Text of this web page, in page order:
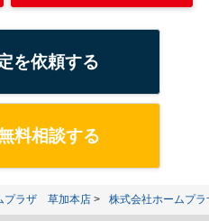
を依頼する
料相談する
プラザ 草加本店 株式会社ホームプ